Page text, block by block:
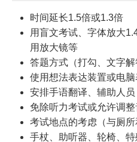
时间延长1.5倍或1.3倍
用盲文考试、字体放大
用放大镜等
答题方式（打勾、文字解
使用想法表达装置或电
安排手语翻译、辅助人员
免除听力考试或允许调
考试地点的考虑（与厕所
手杖、助听器、轮椅、